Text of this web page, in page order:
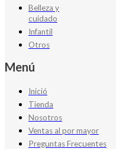
Belleza y
cuidado
Infantil
Otros
Menú
Inició
Tienda
Nosotros
Ventas al por mayor
Preguntas Frecuentes